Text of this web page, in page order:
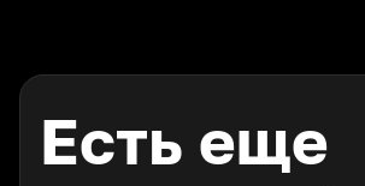
Есть еще